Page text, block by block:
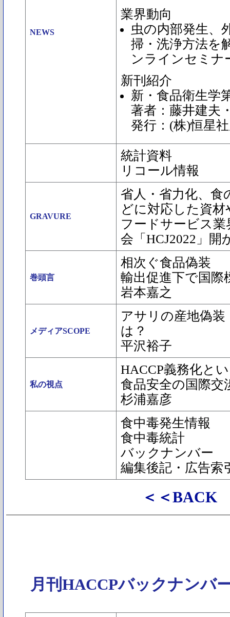
NEWS
業界動向
虫の内部発生、
掃・洗浄方法を
ンラインセミナ
新刊紹介
新・食品衛生学
著者：藤井建夫
発行：(株)恒星
統計資料
リコール情報
GRAVURE
省人・省力化、食
どに対応した資
フードサービス
会「HCJ2022」開
巻頭言
相次ぐ食品偽装
輸出促進下で国際
岩本嘉之
メディアSCOPE
アサリの産地偽
は？
平沢裕子
私の視点
HACCP義務化と
食品安全の国際交
杉浦嘉彦
食中毒発生情報
食中毒統計
バックナンバー
編集後記・広告索
＜＜BACK
月刊HACCPバックナンバ